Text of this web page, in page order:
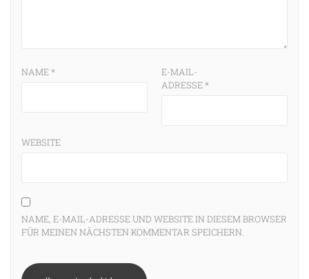
NAME*
E-MAIL-
ADRESSE*
WEBSITE
NAME, E-MAIL-ADRESSE UND WEBSITE IN DIESEM BROWSER
FÜR MEINEN NÄCHSTEN KOMMENTAR SPEICHERN.